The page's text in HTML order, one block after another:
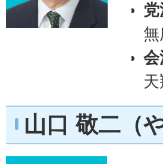
無
会
山口 敬二（